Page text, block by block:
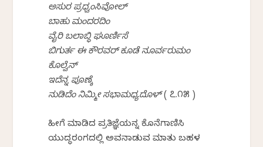
ಅಸುರ ಪ್ರಧ್ವಂಸಿವೋಲ್
ಬಾಹು ಮಂದರದಿಂ
ವೈರಿ ಬಲಾಬ್ಧಿ ಘೂರ್ಣಿಸೆ
ಬಿಗುರ್ತ ಈ ಕೌರವರ್ ಕೂಡೆ ನೂರ್ವರುಮಂ
ಕೊಲ್ವೆನ್
ಇದೆನ್ನ ಪೂಣ್ಕೆ
ನುಡಿದೆಂ ನಿಮ್ಮೀ ಸಭಾಮಧ್ಯದೊಳ್( ೭.೧೫ )
ಹೀಗೆ ಮಾಡಿದ ಪ್ರತಿಜ್ಞೆಯನ್ನ ಕೊನೆಗಾಣಿಸಿ
ಯುದ್ಧರಂಗದಲ್ಲಿ ಅವನಾಡುವ ಮಾತು ಬಹಳ